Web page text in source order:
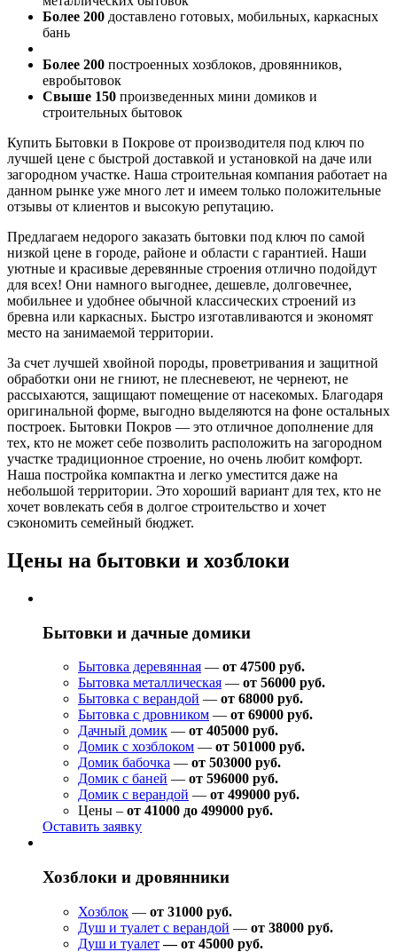
Более 200 доставлено готовых, мобильных, каркасных
бань
Более 200 построенных хозблоков, дровянников,
евробытовок
Свыше 150 произведенных мини домиков и
строительных бытовок
Купить Бытовки в Покрове от производителя под ключ по
лучшей цене с быстрой доставкой и установкой на даче или
загородном участке. Наша строительная компания работает на
данном рынке уже много лет и имеем только положительные
отзывы от клиентов и высокую репутацию.
Предлагаем недорого заказать бытовки под ключ по самой
низкой цене в городе, районе и области с гарантией. Наши
уютные и красивые деревянные строения отлично подойдут
для всех! Они намного выгоднее, дешевле, долговечнее,
мобильнее и удобнее обычной классических строений из
бревна или каркасных. Быстро изготавливаются и экономят
место на занимаемой территории.
За счет лучшей хвойной породы, проветривания и защитной
обработки они не гниют, не плесневеют, не чернеют, не
рассыхаются, защищают помещение от насекомых. Благодаря
оригинальной форме, выгодно выделяются на фоне остальных
построек. Бытовки Покров — это отличное дополнение для
тех, кто не может себе позволить расположить на загородном
участке традиционное строение, но очень любит комфорт.
Наша постройка компактна и легко уместится даже на
небольшой территории. Это хороший вариант для тех, кто не
хочет вовлекать себя в долгое строительство и хочет
сэкономить семейный бюджет.
Цены на бытовки и хозблоки
Бытовки и дачные домики
Бытовка деревянная — от 47500 руб.
Бытовка металлическая — от 56000 руб.
Бытовка с верандой — от 68000 руб.
Бытовка с дровником — от 69000 руб.
Дачный домик — от 405000 руб.
Домик с хозблоком — от 501000 руб.
Домик бабочка — от 503000 руб.
Домик с баней — от 596000 руб.
Домик с верандой — от 499000 руб.
Цены – от 41000 до 499000 руб.
Оставить заявку
Хозблоки и дровянники
Хозблок — от 31000 руб.
Душ и туалет с верандой — от 38000 руб.
Душ и туалет— от 45000 руб.